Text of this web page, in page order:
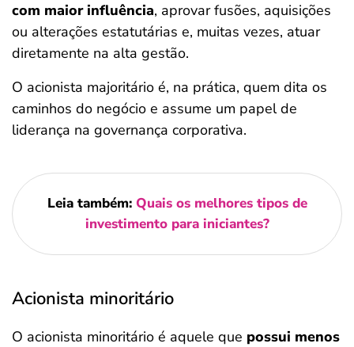
com maior influência, aprovar fusões, aquisições
ou alterações estatutárias e, muitas vezes, atuar
diretamente na alta gestão.
O acionista majoritário é, na prática, quem dita os
caminhos do negócio e assume um papel de
liderança na governança corporativa.
Leia também: Quais os melhores tipos de
investimento para iniciantes?
Acionista minoritário
O acionista minoritário é aquele que possui menos